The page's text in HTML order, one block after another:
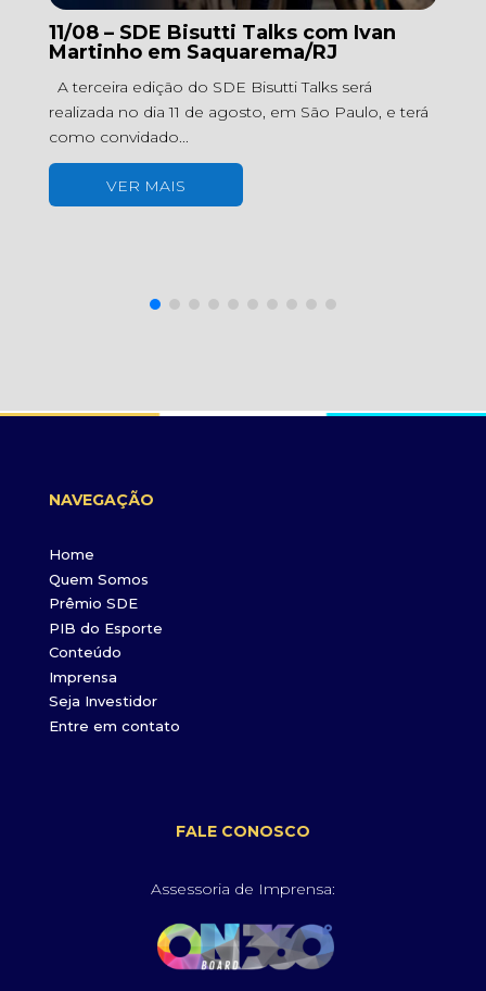
11/08 – SDE Bisutti Talks com Ivan
Martinho em Saquarema/RJ
A terceira edição do SDE Bisutti Talks será
realizada no dia 11 de agosto, em São Paulo, e terá
como convidado...
VER MAIS
NAVEGAÇÃO
Home
Quem Somos
Prêmio SDE
PIB do Esporte
Conteúdo
Imprensa
Seja Investidor
Entre em contato
FALE CONOSCO
Assessoria de Imprensa: